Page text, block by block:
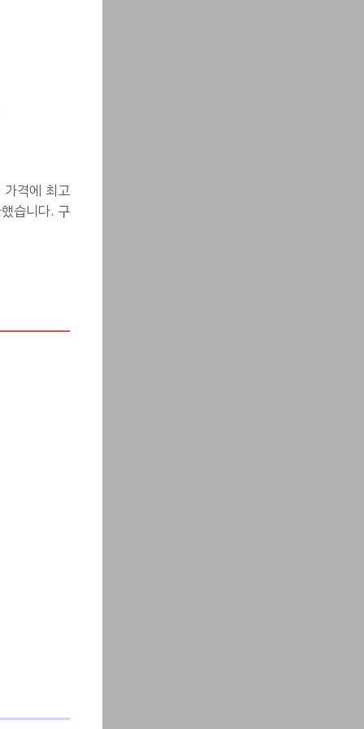
격에 최고
습니다. 구